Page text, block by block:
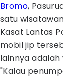
Bromo,
satu
Kasat Lantas
mobil jip
lainnya adalah
"Kalau